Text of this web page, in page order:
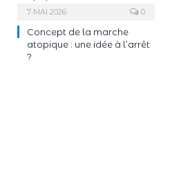
7 MAI 2026 0
Concept de la marche
atopique : une idée à l’arrêt
?